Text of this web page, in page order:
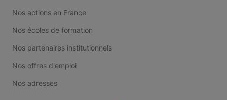
Nos actions en France
Nos écoles de formation
Nos partenaires institutionnels
Nos offres d'emploi
Nos adresses